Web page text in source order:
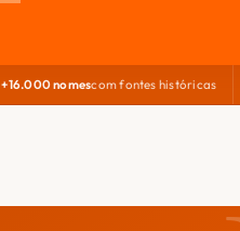
+16.000 nomescom fontes históricas